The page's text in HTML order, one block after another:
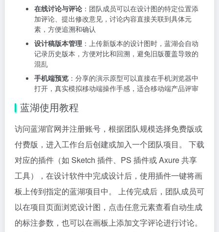
在线讨论与评论 ：团队成员可以在设计图的特定位置添
加评论、提出修改意见，讨论内容直接关联到具体元
素，方便追溯和确认
设计稿版本管理 ：上传新版本的设计图时，蓝湖会自动
记录历史版本，方便对比和回溯，避免旧版覆盖导致的
混乱
手机端预览 ：分享的演示原型可以直接在手机浏览器中
打开，真实模拟移动端操作手感，适合移动端产品评审
蓝湖使用教程
访问蓝湖官网并注册账号，根据团队规模选择免费版或
付费版，进入工作台后创建或加入一个团队项目。 下载
对应的插件（如 Sketch 插件、PS 插件或 Axure 共享
工具），在设计软件中完成设计后，使用插件一键将画
板上传到指定的蓝湖项目中。 上传完成后，团队成员可
以在项目页面浏览设计图，点击任意元素查看自动生成
的标注参数，也可以在画板上添加文字评论进行讨论。